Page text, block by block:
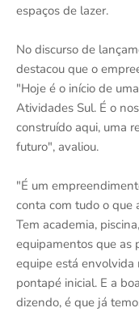
espaços de lazer.
No discurso de
destacou que o
"Hoje é o início de
Atividades Sul. É o
construído aqui, uma
futuro", avaliou.
"É um
conta com tudo o que
Tem academia,
equipamentos que as
equipe está envolvida
pontapé inicial. E a
dizendo, é que já